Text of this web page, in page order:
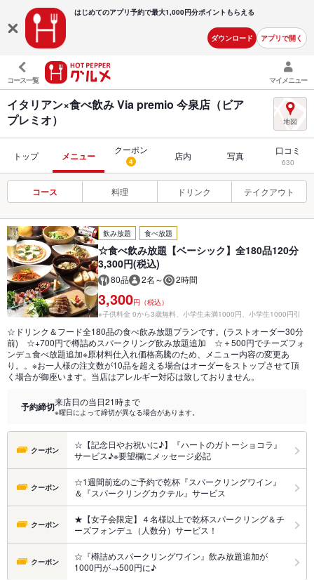
はじめてのアプリ予約で最大1,000円分ポイントもらえる
ダウンロード アプリで開く
コース一覧 マイメニュー
イタリアン×食べ飲み Via premio 今泉店（ビア
プレミオ）
トップ メニュー
クーポン
4 店内 写真 口コミ
630
コース 料理 ドリンク テイクアウト
飲み放題 食べ放題
☆食べ飲み放題【ベーシック】全180品120分
3,300円(税込)
80品 2名～ 2時間
3,300円（税込）
※子供料金 0から3歳無料、小学生未満1000円、小学生1000円引
☆ドリンク＆フード全180品の食べ飲み放題プランです。(ラストオーダー30分
前) ☆+700円で樽詰めスパークリング飲み放題追加 ☆＋500円でチーズフォ
ンデュ食べ放題追加※原材料仕入れ価格高騰のため、メニュー内容の変更あ
り。。※お一人様の注文数が10品を超える場合はオーダーをストップさせて頂
く場合が御座います。当店はアレルギー対応は致しておりません。
予約締切来店日の当日21時まで
※曜日によって締切が異なる場合があります。
クーポン
☆【記念日やお祝いに♪】『ハートのガトーショコラ』
サービス♪※要望欄にメッセージ必記
クーポン
☆1週間前迄のご予約で乾杯『スパークリングワイン』
＆『スパークリングカクテル』サービス
クーポン
★【女子会限定】４名様以上で乾杯スパークリング＆チ
ーズフォンデュ（人数分）サービス！
クーポン
☆『樽詰めスパークリングワイン』飲み放題追加が
1000円が→500円に♪